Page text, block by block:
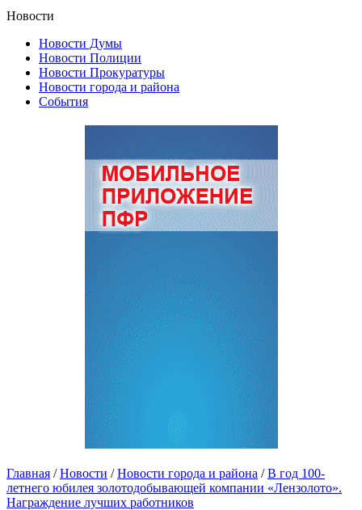
Новости
Новости Думы
Новости Полиции
Новости Прокуратуры
Новости города и района
События
Главная / Новости / Новости города и района / В год 100-
летнего юбилея золотодобывающей компании «Лензолото».
Награждение лучших работников